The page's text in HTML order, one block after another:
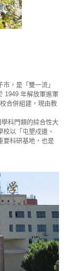
，是「雙一流」
1949 年解放軍進軍
合併組建，現由教
科門類的綜合性大
以「屯墾戍邊、
要科研基地，也是